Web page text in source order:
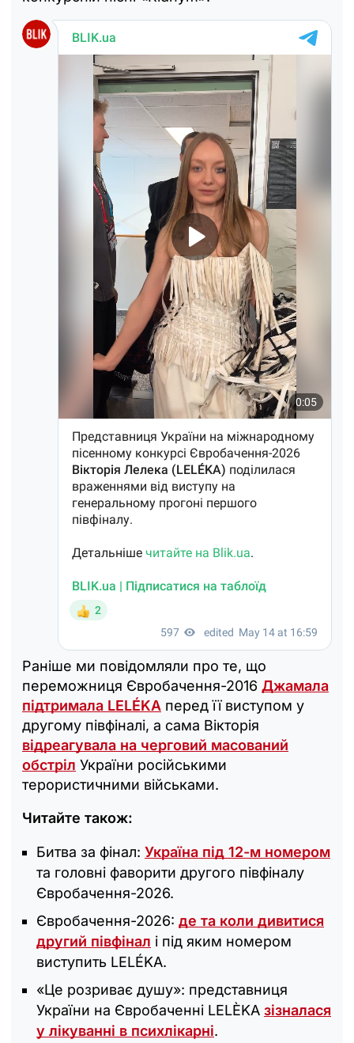
Раніше ми повідомляли про те, що
переможниця Євробачення-2016 Джамала
підтримала LELÉKA перед її виступом у
другому півфіналі, а сама Вікторія
відреагувала на черговий масований
обстріл України російськими
терористичними військами.
Читайте також:
Битва за фінал: Україна під 12-м номером
та головні фаворити другого півфіналу
Євробачення-2026.
Євробачення-2026: де та коли дивитися
другий півфінал і під яким номером
виступить LELÉKA.
«Це розриває душу»: представниця
України на Євробаченні LELÈKA зізналася
у лікуванні в психлікарні.